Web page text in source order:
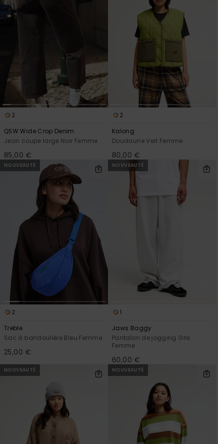
les plus
fréquentes
et notre
formulaire
de
contact.
2
QSW Wide Crop Denim
Jean coupe large Noir Femme
85,00 €
2
Kalong
Doudoune Vert Femme
80,00 €
NOUVEAUTÉ
2
Treble
Sac à bandoulière Bleu Femme
25,00 €
NOUVEAUTÉ
1
Jaws Baggy
Pantalon de jogging Gris
Femme
60,00 €
NOUVEAUTÉ NOUVEAUTÉ